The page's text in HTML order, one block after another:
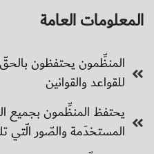
المعلومات العامة
المنظِّمون يحتفظون بالحقّ
للقواعد والقوانين
يحتفظ المنظِّمون بجميع
المستخدَمة والصّور الّتي